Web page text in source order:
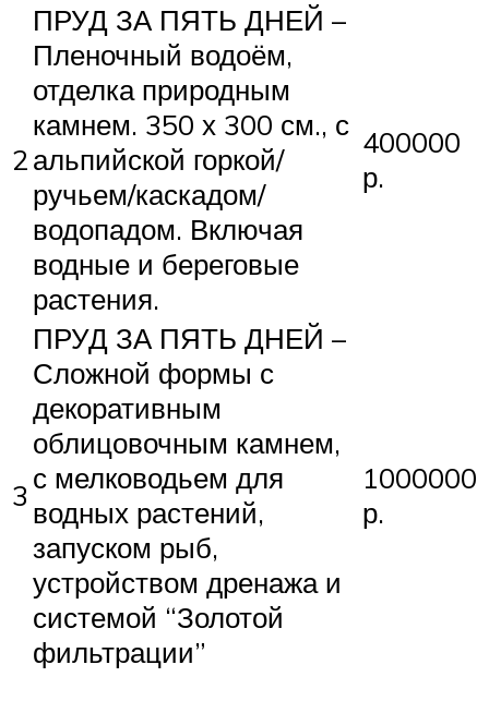
2
ПРУД ЗА ПЯТЬ ДНЕЙ –
Пленочный водоём,
отделка природным
камнем. 350 х 300 см., с
альпийской горкой/
ручьем/каскадом/
водопадом. Включая
водные и береговые
растения.
400000
р.
3
ПРУД ЗА ПЯТЬ ДНЕЙ –
Сложной формы с
декоративным
облицовочным камнем,
с мелководьем для
водных растений,
запуском рыб,
устройством дренажа и
системой “Золотой
фильтрации”
1000000
р.